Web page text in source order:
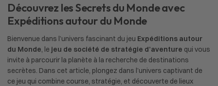
Découvrez les Secrets du Monde avec
Expéditions autour du Monde
Bienvenue dans l’univers fascinant du jeu Expéditions autour
du Monde, le jeu de société de stratégie d’aventure qui vous
invite à parcourir la planète à la recherche de destinations
secrètes. Dans cet article, plongez dans l’univers captivant de
ce jeu qui combine course, stratégie, et découverte de lieux